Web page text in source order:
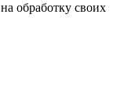
обработку своих